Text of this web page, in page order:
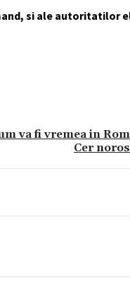
si ale autoritatilor
va fi vremea in
Cer